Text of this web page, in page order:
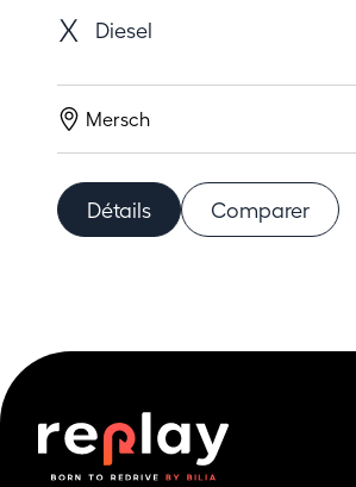
Diesel
Mersch
Détails Comparer